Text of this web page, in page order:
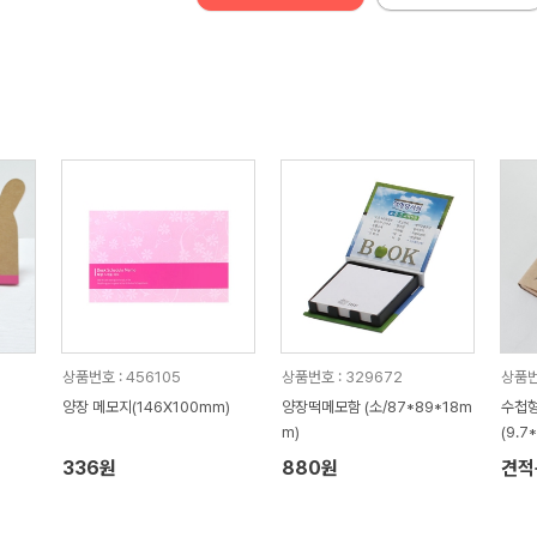
상품번호 : 456105
양장 메모지(146X100mm)
336원
상품번호 : 329672
양장떡메모함 (소/87*89*18m
m)
880원
상품
수첩
견